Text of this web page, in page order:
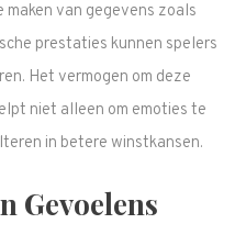
maken van gegevens zoals
prestaties kunnen spelers
Het vermogen om deze
niet alleen om emoties te
in betere winstkansen.
Gevoelens